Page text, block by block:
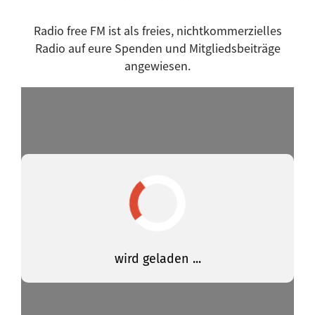
Hartwurstmassaker
Herrengedeck
Hippie Morning
jazzin'
Man spricht Deutsch
Radio free FM ist als freies, nichtkommerzielles
Radio auf eure Spenden und Mitgliedsbeiträge
angewiesen.